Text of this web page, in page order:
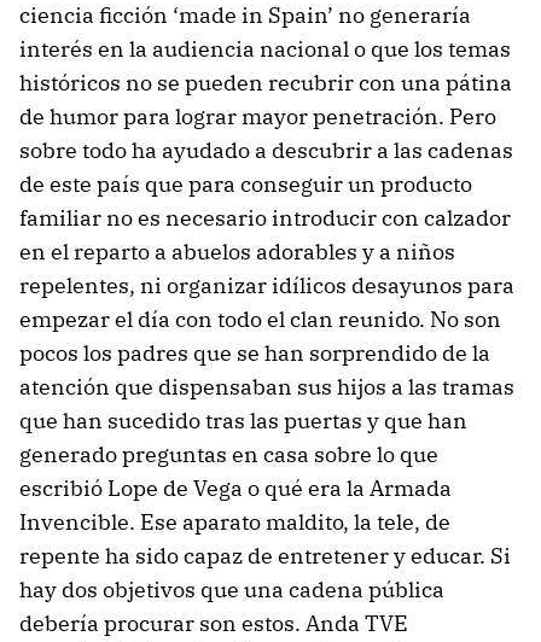
ciencia ficción ‘made in Spain’ no generaría
interés en la audiencia nacional o que los temas
históricos no se pueden recubrir con una pátina
de humor para lograr mayor penetración. Pero
sobre todo ha ayudado a descubrir a las cadenas
de este país que para conseguir un producto
familiar no es necesario introducir con calzador
en el reparto a abuelos adorables y a niños
repelentes, ni organizar idílicos desayunos para
empezar el día con todo el clan reunido. No son
pocos los padres que se han sorprendido de la
atención que dispensaban sus hijos a las tramas
que han sucedido tras las puertas y que han
generado preguntas en casa sobre lo que
escribió Lope de Vega o qué era la Armada
Invencible. Ese aparato maldito, la tele, de
repente ha sido capaz de entretener y educar. Si
hay dos objetivos que una cadena pública
debería procurar son estos. Anda TVE